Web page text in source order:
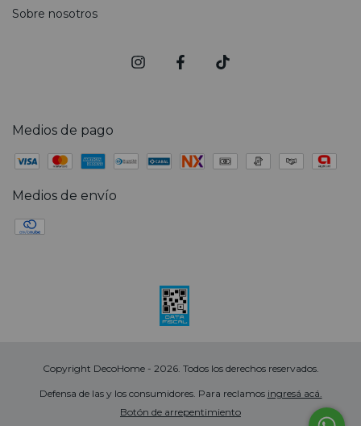
Sobre nosotros
Medios de pago
Medios de envío
Copyright DecoHome - 2026. Todos los derechos reservados.
Defensa de las y los consumidores. Para reclamos ingresá acá.
Botón de arrepentimiento